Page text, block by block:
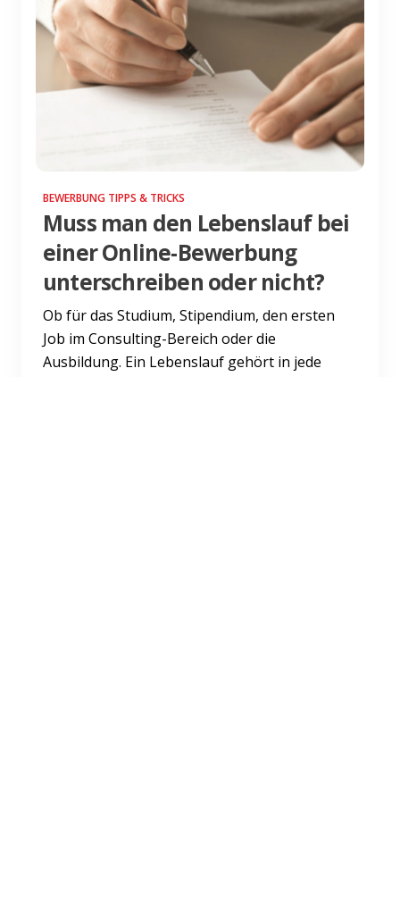
BEWERBUNG TIPPS & TRICKS
Muss man den Lebenslauf bei
einer Online-Bewerbung
unterschreiben oder nicht?
Ob für das Studium, Stipendium, den ersten
Job im Consulting-Bereich oder die
Ausbildung. Ein Lebenslauf gehört in jede